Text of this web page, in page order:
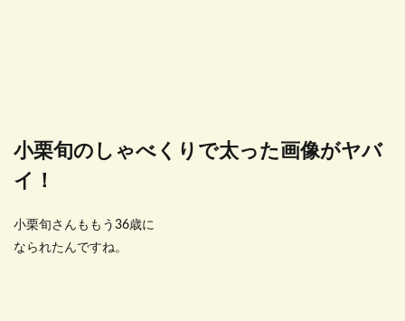
小栗旬のしゃべくりで太った画像がヤバ
イ！
小栗旬さんももう36歳に
なられたんですね。